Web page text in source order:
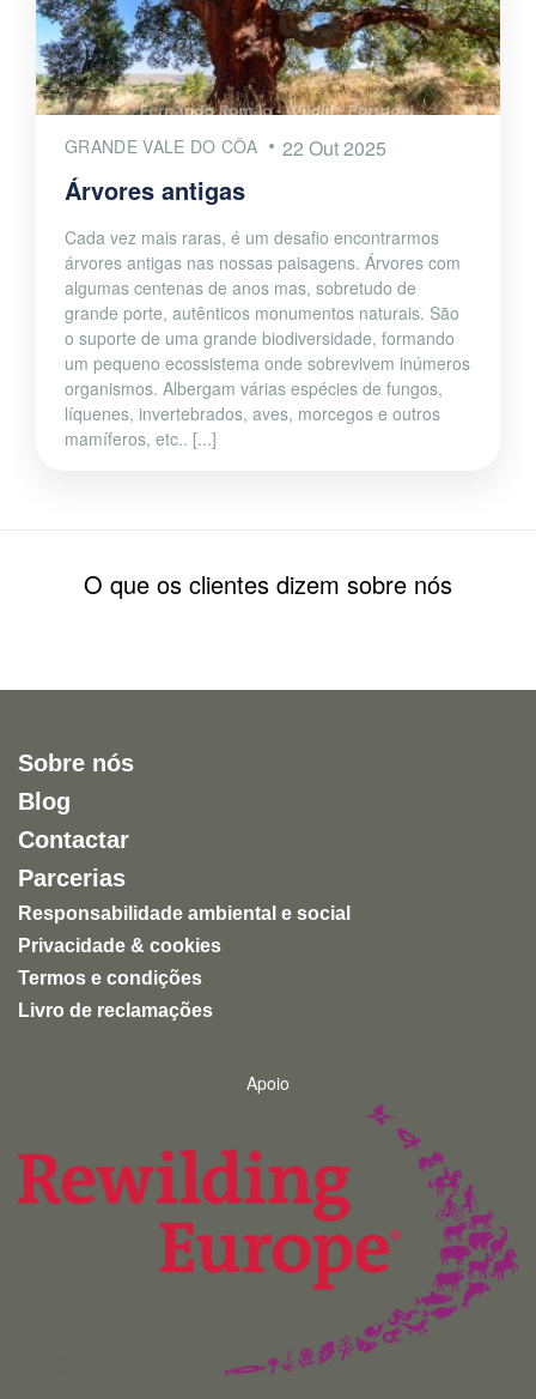
GRANDE VALE DO CÔA 22 Out 2025
Árvores antigas
Cada vez mais raras, é um desafio encontrarmos
árvores antigas nas nossas paisagens. Árvores com
algumas centenas de anos mas, sobretudo de
grande porte, autênticos monumentos naturais. São
o suporte de uma grande biodiversidade, formando
um pequeno ecossistema onde sobrevivem inúmeros
organismos. Albergam várias espécies de fungos,
líquenes, invertebrados, aves, morcegos e outros
mamíferos, etc.. [...]
O que os clientes dizem sobre nós
Sobre nós
Blog
Contactar
Parcerias
Responsabilidade ambiental e social
Privacidade & cookies
Termos e condições
Livro de reclamações
Apoio